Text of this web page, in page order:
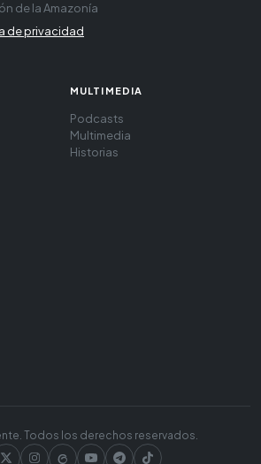
de la Amazonía
de privacidad
MULTIMEDIA
Podcasts
Multimedia
Historias
Todos los derechos reservados.